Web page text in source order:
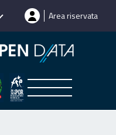
Area riservata